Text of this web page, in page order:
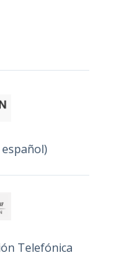
Telefónica